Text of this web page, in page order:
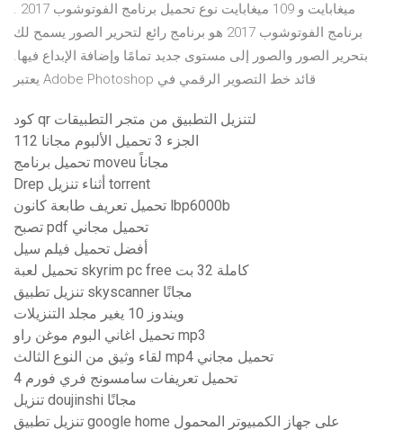
ميغابايت و 109 ميغابايت نوع تحميل برنامج الفوتوشوب 2017 .
برنامج الفوتوشوب 2017 هو برنامج رائع لتحرير الصور يسمح لك
بتحرير الصور والصور إلى مستوى جديد تمامًا وإضافة الإبداع فيها.
يعتبر Adobe Photoshop قائد خط التصوير الرقمي في
كود qr لتنزيل التطبيق من متجر التطبيقات
112 الجزء 3 تحميل الألبوم مجانا
تحميل برنامج moveu مجاناً
Drep أثناء تنزيل torrent
تحميل تعريف طابعة كانون lbp6000b
تصبح pdf تحميل مجاني
أفضل تحميل فيلم سيل
تحميل لعبة skyrim pc free كاملة 32 بت
تنزيل تطبيق skyscanner مجانًا
ويندوز 10 يغير مجلد التنزيلات
تحميل اغاني البوم موغن راو mp3
لقاء وثيق من النوع الثالث mp4 تحميل مجاني
تحميل تعريفات سامسونج فري فورم 4
تنزيل doujinshi مجانًا
تنزيل تطبيق google home على جهاز الكمبيوتر المحمول